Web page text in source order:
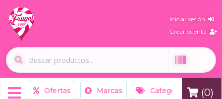
Iniciar sesión
Crear cuenta
Ofertas Marcas Categorías (0)